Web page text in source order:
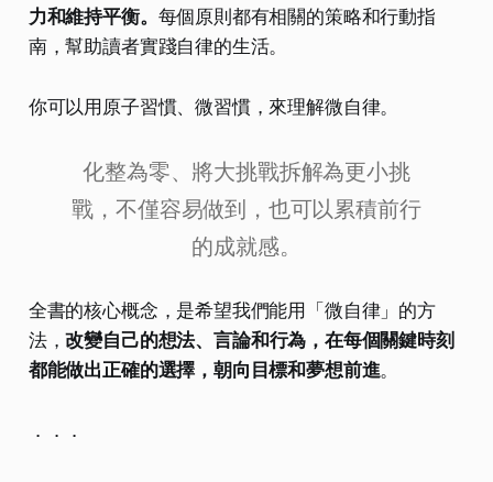
力和維持平衡。 每個原則都有相關的策略和行動指
南，幫助讀者實踐自律的生活。
你可以用原子習慣、微習慣，來理解微自律。
化整為零、將大挑戰拆解為更小挑
戰，不僅容易做到，也可以累積前行
的成就感。
全書的核心概念，是希望我們能用「微自律」的方
法，改變自己的想法、言論和行為，在每個關鍵時刻
都能做出正確的選擇，朝向目標和夢想前進。
．．．